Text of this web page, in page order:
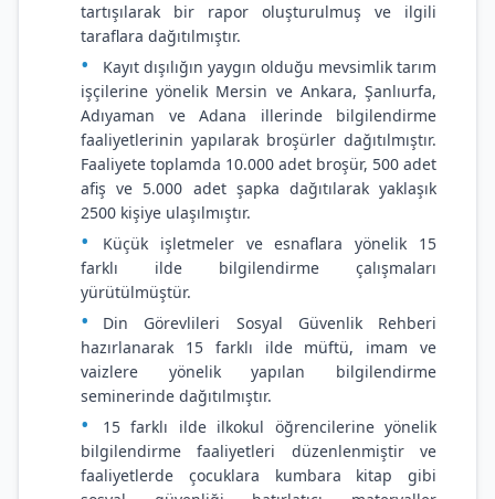
tartışılarak bir rapor oluşturulmuş ve ilgili
taraflara dağıtılmıştır.
Kayıt dışılığın yaygın olduğu mevsimlik tarım
işçilerine yönelik Mersin ve Ankara, Şanlıurfa,
Adıyaman ve Adana illerinde bilgilendirme
faaliyetlerinin yapılarak broşürler dağıtılmıştır.
Faaliyete toplamda 10.000 adet broşür, 500 adet
afiş ve 5.000 adet şapka dağıtılarak yaklaşık
2500 kişiye ulaşılmıştır.
Küçük işletmeler ve esnaflara yönelik 15
farklı ilde bilgilendirme çalışmaları
yürütülmüştür.
Din Görevlileri Sosyal Güvenlik Rehberi
hazırlanarak 15 farklı ilde müftü, imam ve
vaizlere yönelik yapılan bilgilendirme
seminerinde dağıtılmıştır.
15 farklı ilde ilkokul öğrencilerine yönelik
bilgilendirme faaliyetleri düzenlenmiştir ve
faaliyetlerde çocuklara kumbara kitap gibi